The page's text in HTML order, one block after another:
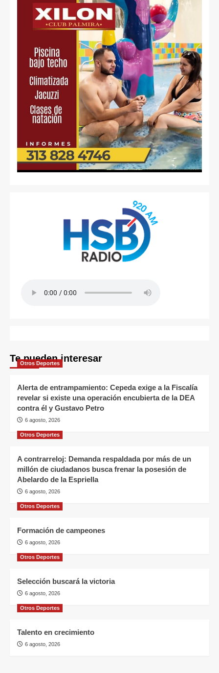
Te pueden interesar
Otros Deportes
Alerta de entrampamiento: Cepeda exige a la Fiscalía
revelar si existe una operación encubierta de la DEA
contra él y Gustavo Petro
6 agosto, 2026
Otros Deportes
A contrarreloj: Demanda respaldada por más de un
millón de ciudadanos busca frenar la posesión de
Abelardo de la Espriella
6 agosto, 2026
Otros Deportes
Formación de campeones
6 agosto, 2026
Otros Deportes
Selección buscará la victoria
6 agosto, 2026
Otros Deportes
Talento en crecimiento
6 agosto, 2026